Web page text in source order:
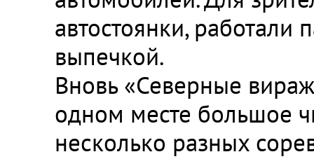
автостоянки, работали
выпечкой.
Вновь «Северные
одном месте большое
несколько разных